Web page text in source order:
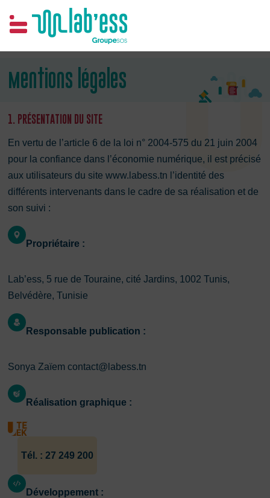
Samim
Mentions légales
1. PRÉSENTATION DU SITE
En vertu de l’article 6 de la loi n° 2004-575 du 21 juin 2004
pour la confiance dans l’économie numérique, il est précisé
aux utilisateurs du site www.labess.tn l’identité des
différents intervenants dans le cadre de sa réalisation et de
son suivi :
Propriétaire :
Lab’ess, 5 rue de Touraine, cité Jardins, 1002 Tunis,
Belvédère, Tunisie
Responsable publication :
Sonya Zaïem contact@labess.tn
Réalisation graphique :
Tél. : 27 249 200
Développement :